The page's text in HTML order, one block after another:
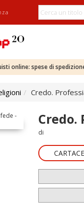
online: spese di
Credo.
Credo.
di